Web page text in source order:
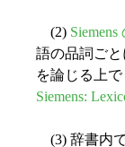
(2)
語の品詞ご
を論じる上
Siemens:
(3) 辞書内